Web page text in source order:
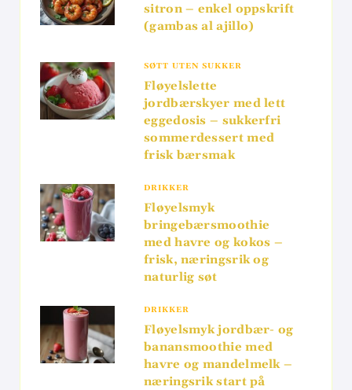
sitron – enkel oppskrift
(gambas al ajillo)
SØTT UTEN SUKKER
Fløyelslette
jordbærskyer med lett
eggedosis – sukkerfri
sommerdessert med
frisk bærsmak
DRIKKER
Fløyelsmyk
bringebærsmoothie
med havre og kokos –
frisk, næringsrik og
naturlig søt
DRIKKER
Fløyelsmyk jordbær- og
banansmoothie med
havre og mandelmelk –
næringsrik start på